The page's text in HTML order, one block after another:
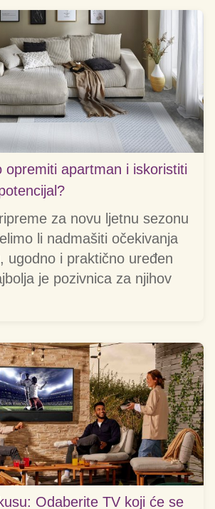
opremiti apartman i iskoristiti
za novu ljetnu sezonu
li nadmašiti očekivanja
ugodno i praktično uređen
je pozivnica za njihov
Odaberite TV koji će se